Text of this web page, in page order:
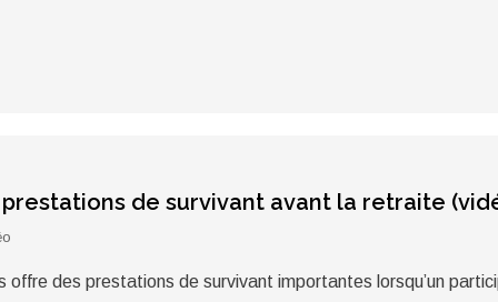
de survivant avant la retraite
des prestations de survivant importantes lorsqu’un